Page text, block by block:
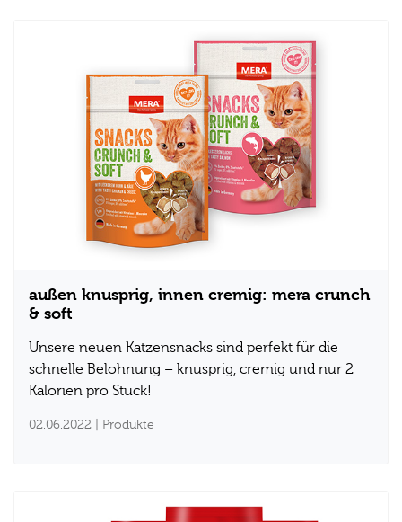
außen knusprig, innen cremig: mera crunch
& soft
Unsere neuen Katzensnacks sind perfekt für die
schnelle Belohnung – knusprig, cremig und nur 2
Kalorien pro Stück!
02.06.2022 | Produkte